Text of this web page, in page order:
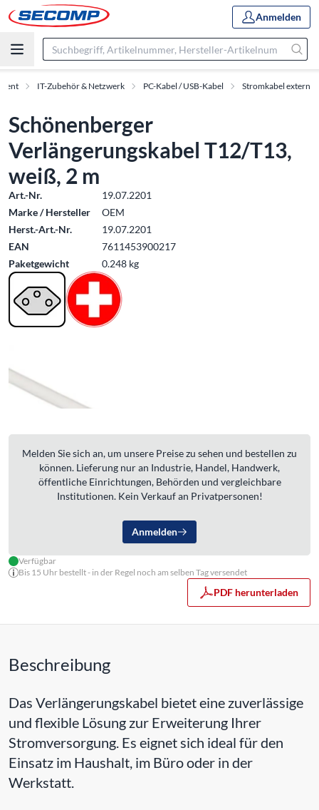
Anmelden
IT-Zubehör & Netzwerk PC-Kabel / USB-Kabel Stromkabel extern
Schönenberger
Verlängerungskabel T12/T13,
weiß, 2 m
Art.-Nr.
19.07.2201
Marke / Hersteller
OEM
Herst.-Art.-Nr.
19.07.2201
EAN
7611453900217
Paketgewicht
0.248 kg
Melden Sie sich an, um unsere Preise zu sehen und bestellen zu
können. Lieferung nur an Industrie, Handel, Handwerk,
öffentliche Einrichtungen, Behörden und vergleichbare
Institutionen. Kein Verkauf an Privatpersonen!
Anmelden
Verfügbar
Bis 15 Uhr bestellt - in der Regel noch am selben Tag versendet
PDF herunterladen
Beschreibung
Das Verlängerungskabel bietet eine zuverlässige
und flexible Lösung zur Erweiterung Ihrer
Stromversorgung. Es eignet sich ideal für den
Einsatz im Haushalt, im Büro oder in der
Werkstatt.